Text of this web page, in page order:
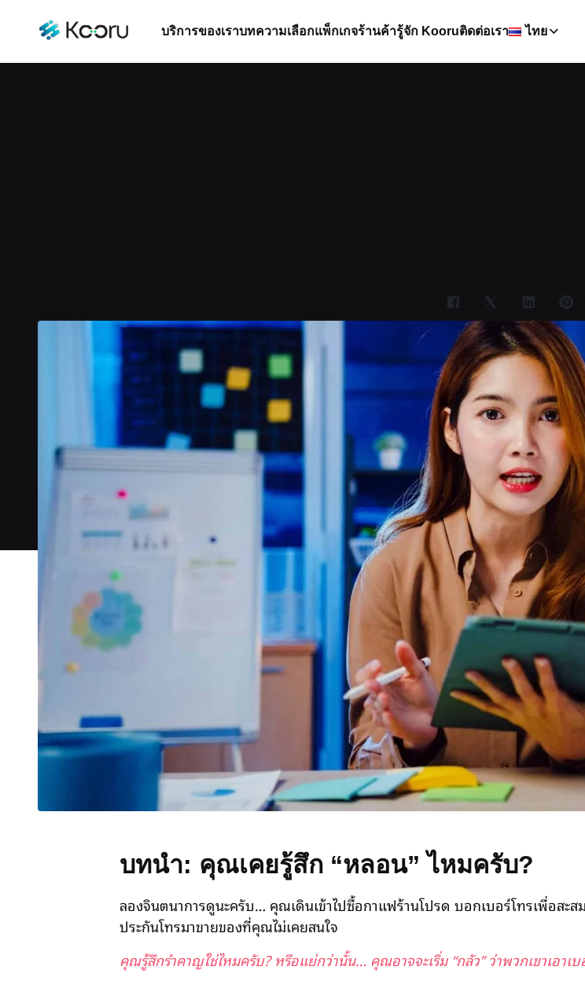
บริการของเราบทความเลือกแพ็กเกจร้านค้ารู้จัก Kooruติดต่อเรา ไทย
บทนำ: คุณเคยรู้สึก “หลอน” ไหมครับ?
ลองจินตนาการดูนะครับ… คุณเดินเข้าไปซื้อกาแฟร้านโปรด บอกเบอร์โทรเพื่อสะ
ประกันโทรมาขายของที่คุณไม่เคยสนใจ
คุณรู้สึกรำคาญใช่ไหมครับ? หรือแย่กว่านั้น… คุณอาจจะเริ่ม “กลัว” ว่าพวกเขาเอาเ